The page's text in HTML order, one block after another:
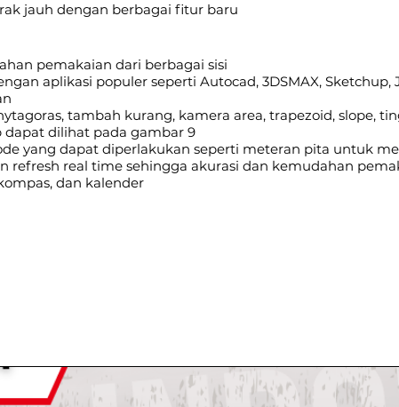
jauh dengan berbagai fitur baru
pemakaian dari berbagai sisi
aplikasi populer seperti Autocad, 3DSMAX,
tambah kurang, kamera area, trapezoid, slope,
dapat dilihat pada gambar 9
yang dapat diperlakukan seperti meteran pita untuk
refresh real time sehingga akurasi dan kemudahan
dan kalender